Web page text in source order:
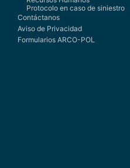
Protocolo en caso de siniestro
Contáctanos
Aviso de Privacidad
Formularios ARCO-POL